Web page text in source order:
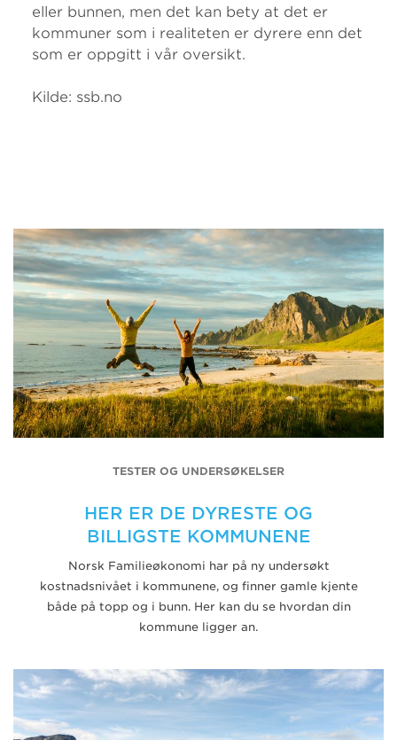
eller bunnen, men det kan bety at det er
kommuner som i realiteten er dyrere enn det
som er oppgitt i vår oversikt.
Kilde: ssb.no
TESTER OG UNDERSØKELSER
HER ER DE DYRESTE OG
BILLIGSTE KOMMUNENE
Norsk Familieøkonomi har på ny undersøkt
kostnadsnivået i kommunene, og finner gamle kjente
både på topp og i bunn. Her kan du se hvordan din
kommune ligger an.